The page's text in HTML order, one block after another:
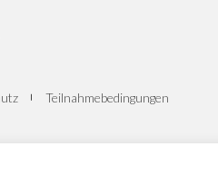
Teilnahmebedingungen